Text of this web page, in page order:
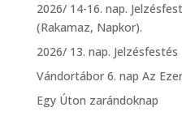
2026/ 14-16. nap.
(Rakamaz, Napkor).
2026/ 13. nap.
Vándortábor 6. nap Az
Egy Úton zarándoknap